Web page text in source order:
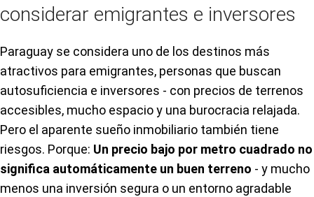
considerar emigrantes e inversores
Paraguay se considera uno de los destinos más
atractivos para emigrantes, personas que buscan
autosuficiencia e inversores - con precios de terrenos
accesibles, mucho espacio y una burocracia relajada.
Pero el aparente sueño inmobiliario también tiene
riesgos. Porque: Un precio bajo por metro cuadrado no
significa automáticamente un buen terreno - y mucho
menos una inversión segura o un entorno agradable